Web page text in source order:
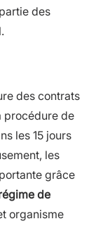
des
des contrats
procédure de
les 15 jours
les
grâce
de
organisme